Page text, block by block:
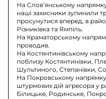
На Слов’янському
наші захисники зупинили
просунутися вперед, в
Різниківка та Ямпіль.
На Краматорському
проводив.
На Костянтинівському
поблизу Костянтинівки,
Шультиного, Степанівки,
На Покровському
штурмових дій агресора у
Білицьке, Родинське,